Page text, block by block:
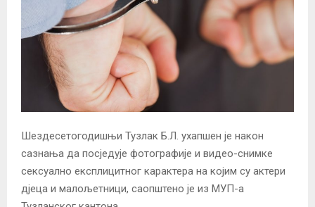
Шездесетогодишњи Тузлак Б.Л. ухапшен је након
сазнања да посједује фотографије и видео-снимке
сексуално експлицитног карактера на којим су актери
дјеца и малољетници, саопштено је из МУП-а